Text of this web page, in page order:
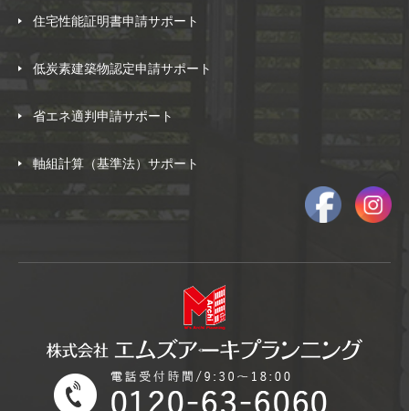
住宅性能証明書申請サポート
低炭素建築物認定申請サポート
省エネ適判申請サポート
軸組計算（基準法）サポート